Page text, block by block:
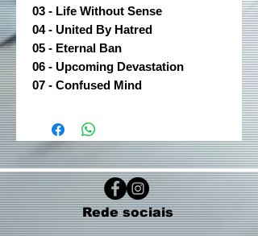
03 - Life Without Sense
04 - United By Hatred
05 - Eternal Ban
06 - Upcoming Devastation
07 - Confused Mind
Rede sociais